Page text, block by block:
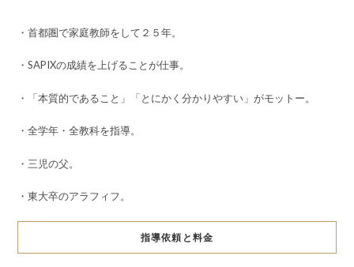
・首都圏で家庭教師をして２５年。
・SAPIXの成績を上げることが仕事。
・「本質的であること」「とにかく分かりやすい」がモットー。
・全学年・全教科を指導。
・三児の父。
・東大卒のアラフィフ。
指導依頼と料金